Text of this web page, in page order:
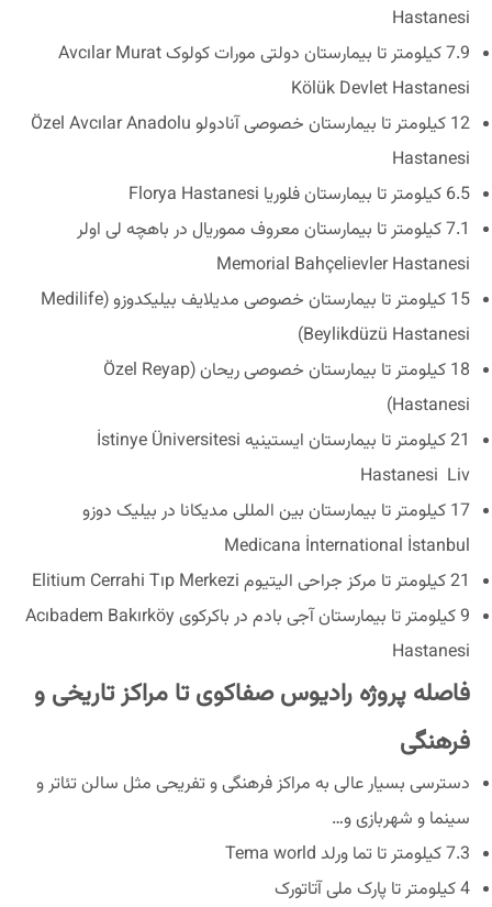
Hastanesi
7.9 کیلومتر تا بیمارستان دولتی مورات کولوک Avcılar Murat
Kölük Devlet Hastanesi
12 کیلومتر تا بیمارستان خصوصی آنادولو Özel Avcılar Anadolu
Hastanesi
6.5 کیلومتر تا بیمارستان فلوریا Florya Hastanesi
7.1 کیلومتر تا بیمارستان معروف مموریال در باهچه لی اولر
Memorial Bahçelievler Hastanesi
15 کیلومتر تا بیمارستان خصوصی مدیلایف بیلیکدوزو (Medilife
Beylikdüzü Hastanesi)
18 کیلومتر تا بیمارستان خصوصی ریحان (Özel Reyap
Hastanesi)
21 کیلومتر تا بیمارستان ایستینیه İstinye Üniversitesi
Hastanesi Liv
17 کیلومتر تا بیمارستان بین المللی مدیکانا در بیلیک دوزو
Medicana İnternational İstanbul
21 کیلومتر تا مرکز جراحی الیتیوم Elitium Cerrahi Tıp Merkezi
9 کیلومتر تا بیمارستان آجی بادم در باکرکوی Acıbadem Bakırköy
Hastanesi
فاصله پروژه رادیوس صفاکوی تا مراکز تاریخی و
فرهنگی
دسترسی بسیار عالی به مراکز فرهنگی و تفریحی مثل سالن تئاتر و
سینما و شهربازی و…
7.3 کیلومتر تا تما ورلد Tema world
4 کیلومتر تا پارک ملی آتاتورک